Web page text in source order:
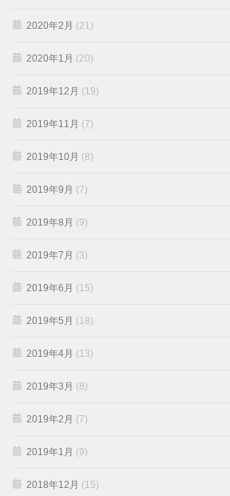
2020年2月 (21)
2020年1月 (20)
2019年12月 (19)
2019年11月 (7)
2019年10月 (8)
2019年9月 (7)
2019年8月 (9)
2019年7月 (3)
2019年6月 (15)
2019年5月 (18)
2019年4月 (13)
2019年3月 (8)
2019年2月 (7)
2019年1月 (9)
2018年12月 (15)